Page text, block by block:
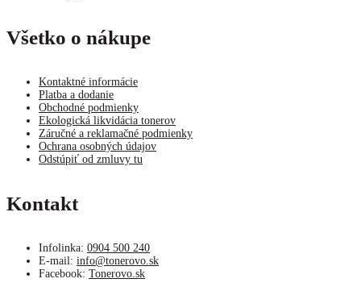
Všetko o nákupe
Kontaktné informácie
Platba a dodanie
Obchodné podmienky
Ekologická likvidácia tonerov
Záručné a reklamačné podmienky
Ochrana osobných údajov
Odstúpiť od zmluvy tu
Kontakt
Infolinka: 0904 500 240
E-mail: info@tonerovo.sk
Facebook: Tonerovo.sk